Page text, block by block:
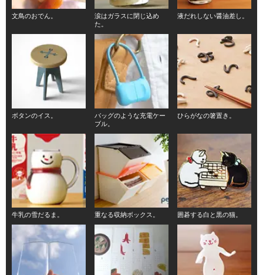
文鳥のおでん。
涙はガラスに閉じ込め
た。
液だれしない醤油差し。
ボタンのイス。
バッグのような充電ケー
ブル。
ひらがなの箸置き。
牛乳の雪だるま。 重なる収納ボックス。 囲碁する白と黒の猫。